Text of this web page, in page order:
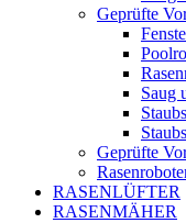
Geprüfte
Saug
Geprüfte
RASENLÜFTER
RASENMÄHER